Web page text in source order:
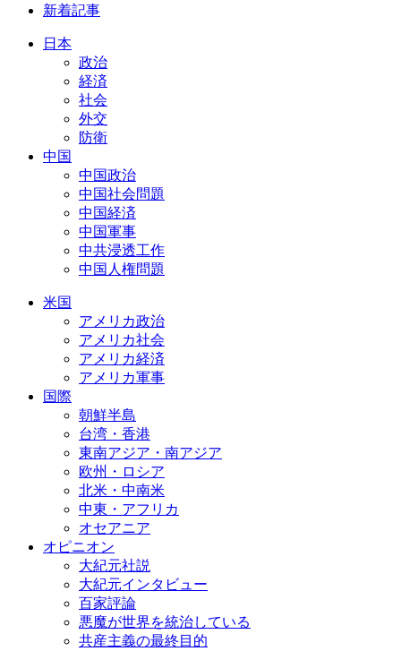
新着記事
日本
政治
経済
社会
外交
防衛
中国
中国政治
中国社会問題
中国経済
中国軍事
中共浸透工作
中国人権問題
米国
アメリカ政治
アメリカ社会
アメリカ経済
アメリカ軍事
国際
朝鮮半島
台湾・香港
東南アジア・南アジア
欧州・ロシア
北米・中南米
中東・アフリカ
オセアニア
オピニオン
大紀元社説
大紀元インタビュー
百家評論
悪魔が世界を統治している
共産主義の最終目的